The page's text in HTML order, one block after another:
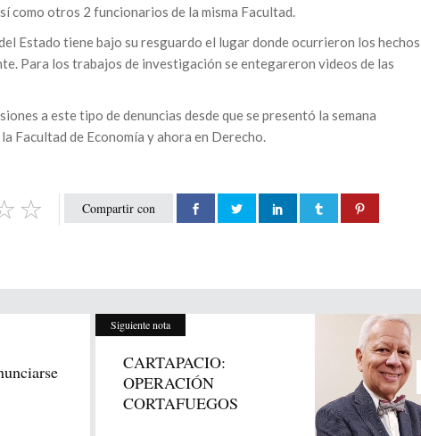
como otros 2 funcionarios de la misma Facultad.
Estado tiene bajo su resguardo el lugar donde ocurrieron los hechos
Para los trabajos de investigación se entegareron videos de las
a este tipo de denuncias desde que se presentó la semana
Facultad de Economía y ahora en Derecho.
Compartir con
Siguiente nota
CARTAPACIO:
OPERACIÓN
CORTAFUEGOS